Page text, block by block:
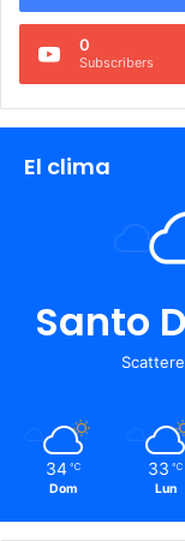
0
Subscribers
El clima
Santo
34 ℃
Dom
33 ℃
Lun